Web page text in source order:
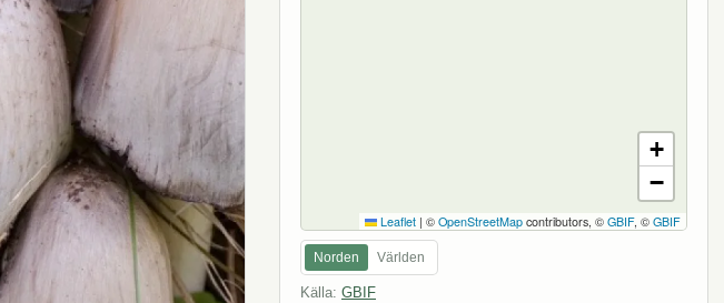
+
−
Leaflet | © OpenStreetMap contributors, © GBIF, © GBIF
Norden Världen
Källa: GBIF